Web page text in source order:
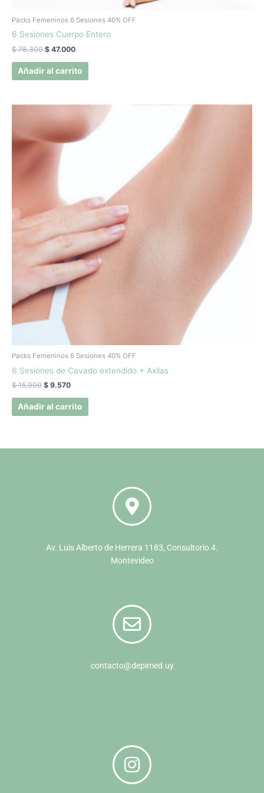
Packs Femeninos 6 Sesiones 40% OFF
6 Sesiones Cuerpo Entero
$78.300 $ 47.000
Añadir al carrito
Packs Femeninos 6 Sesiones 40% OFF
6 Sesiones de Cavado extendido + Axilas
$15.900
original
$ 15.900.
$ 9.570
es:
Añadir al carrito
Av. Luis Alberto de Herrera 1183, Consultorio 4.
Montevideo
contacto@depimed.uy